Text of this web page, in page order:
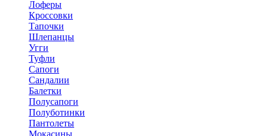
Лоферы
Кроссовки
Тапочки
Шлепанцы
Угги
Туфли
Сапоги
Сандалии
Балетки
Полусапоги
Полуботинки
Пантолеты
Мокасины